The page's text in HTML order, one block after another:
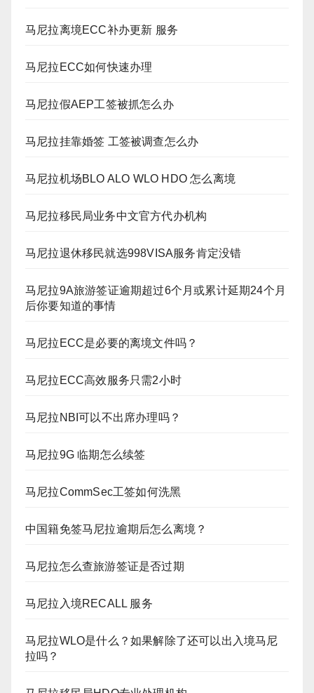
马尼拉离境ECC补办更新 服务
马尼拉ECC如何快速办理
马尼拉假AEP工签被抓怎么办
马尼拉挂靠婚签 工签被调查怎么办
马尼拉机场BLO ALO WLO HDO 怎么离境
马尼拉移民局业务中文官方代办机构
马尼拉退休移民就选998VISA服务肯定没错
马尼拉9A旅游签证逾期超过6个月或累计延期24个月
后你要知道的事情
马尼拉ECC是必要的离境文件吗？
马尼拉ECC高效服务只需2小时
马尼拉NBI可以不出席办理吗？
马尼拉9G 临期怎么续签
马尼拉CommSec工签如何洗黑
中国籍免签马尼拉逾期后怎么离境？
马尼拉怎么查旅游签证是否过期
马尼拉入境RECALL 服务
马尼拉WLO是什么？如果解除了还可以出入境马尼
拉吗？